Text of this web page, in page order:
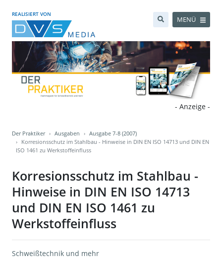
REALISIERT VON
MENÜ
- Anzeige -
Der Praktiker Ausgaben
Ausgabe 7-8 (2007)
Korresionsschutz im Stahlbau - Hinweise in DIN EN ISO 14713 und DIN EN
ISO 1461 zu Werkstoffeinfluss
Korresionsschutz im Stahlbau -
Hinweise in DIN EN ISO 14713
und DIN EN ISO 1461 zu
Werkstoffeinfluss
Schweißtechnik und mehr